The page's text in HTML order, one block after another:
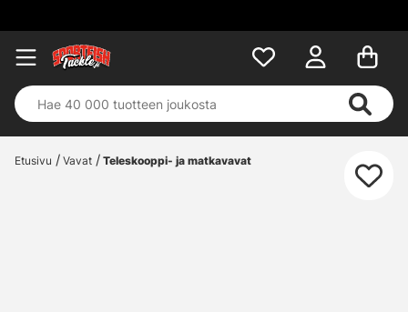
Etusivu Vavat Teleskooppi- ja matkavavat